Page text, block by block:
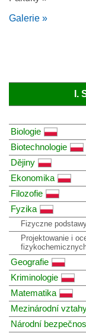
Galerie »
I.
Biologie
Biotechnologie
Dějiny
Ekonomika
Filozofie
Fyzika
Fizyczne
Projektowanie i
Geografie
Kriminologie
Matematika
Mezinárodní
Národní